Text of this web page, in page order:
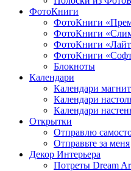
ФотоКниги
ФотоКниги
ФотоКниги
ФотоКниги
ФотоКниги
Блокноты
Календари
Календари
Календари
Календари
Открытки
Отправлю
Отправьте за меня
Декор Интерьера
Потреты Dream